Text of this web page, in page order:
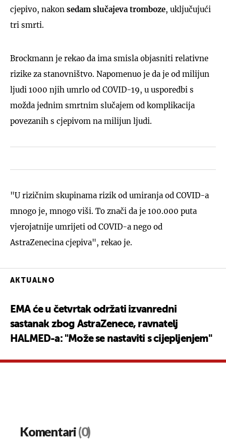
cjepivo, nakon sedam slučajeva tromboze, uključujući
tri smrti.
Brockmann je rekao da ima smisla objasniti relativne
rizike za stanovništvo. Napomenuo je da je od milijun
ljudi 1000 njih umrlo od COVID-19, u usporedbi s
možda jednim smrtnim slučajem od komplikacija
povezanih s cjepivom na milijun ljudi.
"U rizičnim skupinama rizik od umiranja od COVID-a
mnogo je, mnogo viši. To znači da je 100.000 puta
vjerojatnije umrijeti od COVID-a nego od
AstraZenecina cjepiva", rekao je.
AKTUALNO
EMA će u četvrtak održati izvanredni
sastanak zbog AstraZenece, ravnatelj
HALMED-a: "Može se nastaviti s cijepljenjem"
Komentari(0)